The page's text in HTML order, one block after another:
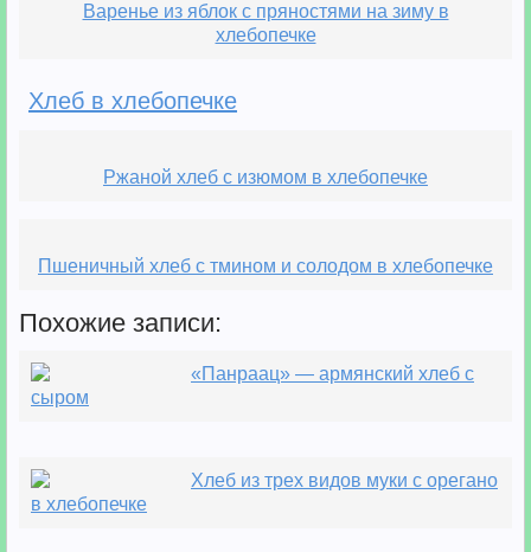
Варенье из яблок с пряностями на зиму в
хлебопечке
Хлеб в хлебопечке
Ржаной хлеб с изюмом в хлебопечке
Пшеничный хлеб с тмином и солодом в хлебопечке
Похожие записи:
«Панраац» — армянский хлеб с
сыром
Хлеб из трех видов муки с орегано
в хлебопечке